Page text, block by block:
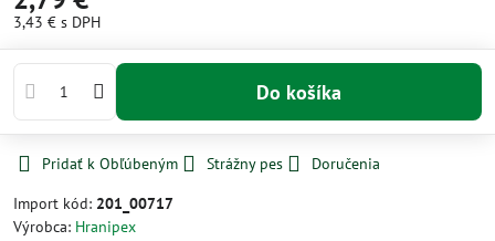
3,43 € s DPH
Do košíka
Pridať k Obľúbeným Strážny pes
Doručenia
Import kód: 201_00717
Výrobca: Hranipex